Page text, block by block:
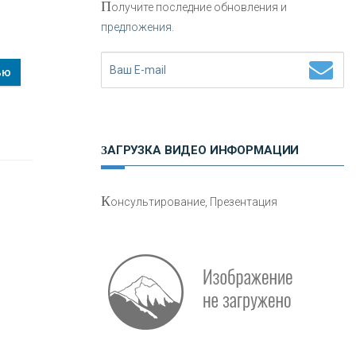
Нетворкинг для предпринимателей
авто
Получите последние обновления и
предложения.
ЗАГРУЗКА ВИДЕО ИНФОРМАЦИИ
Консультирование, Презентация